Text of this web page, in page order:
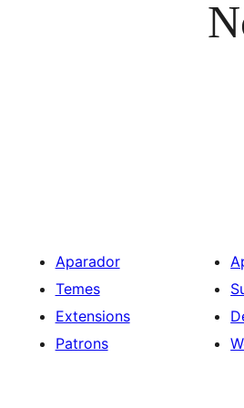
Aparador
Temes
Extensions
Patrons